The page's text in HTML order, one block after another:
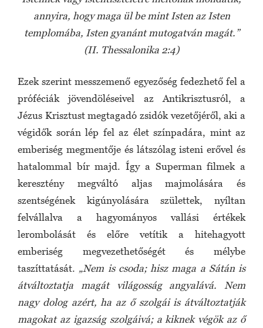
annyira, hogy maga ül be mint Isten az Isten
templomába, Isten gyanánt mutogatván magát.”
(II. Thessalonika 2:4)
Ezek szerint messzemenő egyezőség fedezhető fel a
próféciák jövendöléseivel az Antikrisztusról, a
Jézus Krisztust megtagadó zsidók vezetőjéről, aki a
végidők során lép fel az élet színpadára, mint az
emberiség megmentője és látszólag isteni erővel és
hatalommal bír majd. Így a Superman filmek a
keresztény megváltó aljas majmolására és
szentségének kigúnyolására születtek, nyíltan
felvállalva a hagyományos vallási értékek
lerombolását és előre vetítik a hitehagyott
emberiség megvezethetőségét és mélybe
taszíttatását. „Nem is csoda; hisz maga a Sátán is
átváltoztatja magát világosság angyalává. Nem
nagy dolog azért, ha az ő szolgái is átváltoztatják
magokat az igazság szolgáivá; a kiknek végök az ő